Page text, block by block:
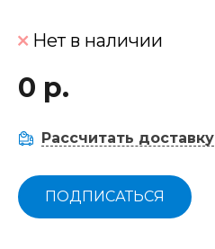
Нет в наличии
0 р.
Рассчитать доставку
ПОДПИСАТЬСЯ